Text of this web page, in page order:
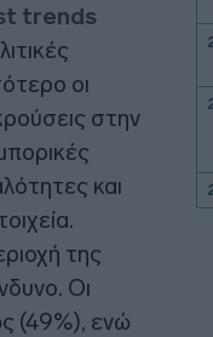
trends
οι
στην
και
της
Οι
(49%), ενώ